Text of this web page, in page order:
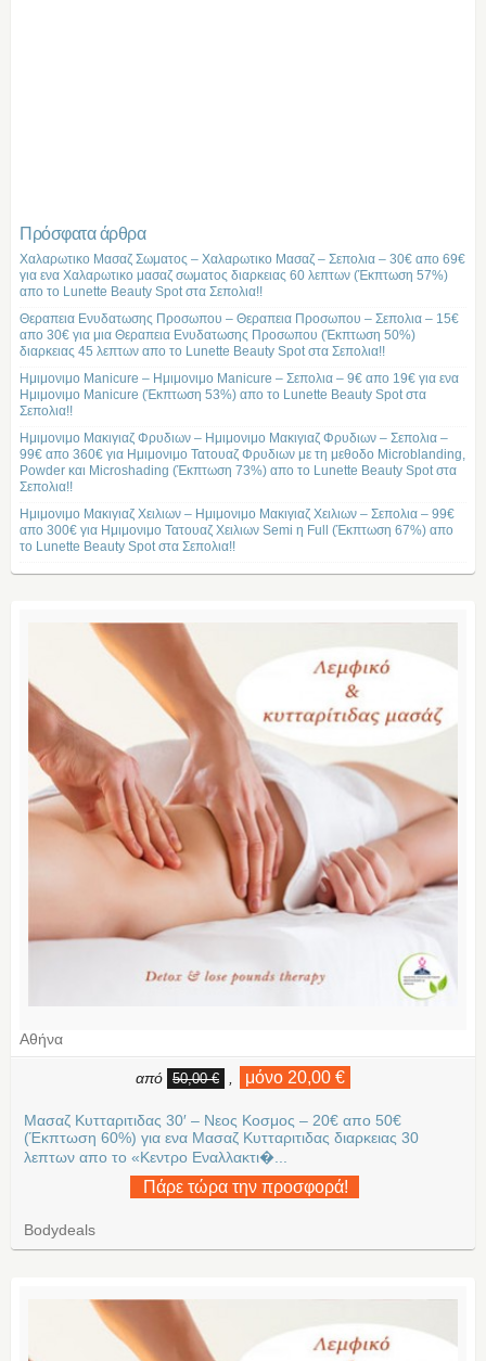
Πρόσφατα άρθρα
Χαλαρωτικο Μασαζ Σωματος – Χαλαρωτικο Μασαζ – Σεπολια – 30€ απο 69€
για ενα Χαλαρωτικο μασαζ σωματος διαρκειας 60 λεπτων (Έκπτωση 57%)
απο το Lunette Beauty Spot στα Σεπολια!!
Θεραπεια Ενυδατωσης Προσωπου – Θεραπεια Προσωπου – Σεπολια – 15€
απο 30€ για μια Θεραπεια Ενυδατωσης Προσωπου (Έκπτωση 50%)
διαρκειας 45 λεπτων απο το Lunette Beauty Spot στα Σεπολια!!
Ημιμονιμο Manicure – Ημιμονιμο Manicure – Σεπολια – 9€ απο 19€ για ενα
Ημιμονιμο Manicure (Έκπτωση 53%) απο το Lunette Beauty Spot στα
Σεπολια!!
Ημιμονιμο Μακιγιαζ Φρυδιων – Ημιμονιμο Μακιγιαζ Φρυδιων – Σεπολια –
99€ απο 360€ για Ημιμονιμο Τατουαζ Φρυδιων με τη μεθοδο Microblanding,
Powder και Microshading (Έκπτωση 73%) απο το Lunette Beauty Spot στα
Σεπολια!!
Ημιμονιμο Μακιγιαζ Χειλιων – Ημιμονιμο Μακιγιαζ Χειλιων – Σεπολια – 99€
απο 300€ για Ημιμονιμο Τατουαζ Χειλιων Semi η Full (Έκπτωση 67%) απο
το Lunette Beauty Spot στα Σεπολια!!
Αθήνα
από 50,00 € μόνο 20,00 €
Μασαζ Κυτταριτιδας 30′ – Νεος Κοσμος – 20€ απο 50€
(Έκπτωση 60%) για ενα Μασαζ Κυτταριτιδας διαρκειας 30
λεπτων απο το «Κεντρο Εναλλακτι�...
Πάρε τώρα την προσφορά!
Bodydeals